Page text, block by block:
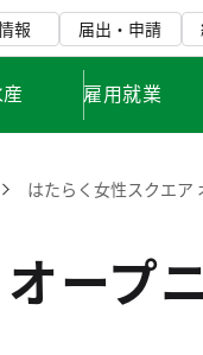
報 届出・申請
雇用就業
はたらく女性スクエア
ープ